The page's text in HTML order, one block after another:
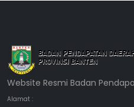
Website Resmi Badan
Alamat :